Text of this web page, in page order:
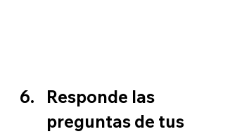
Responde las
preguntas de tus